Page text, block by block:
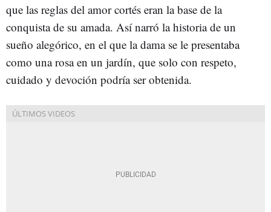
que las reglas del amor cortés eran la base de la
conquista de su amada. Así narró la historia de un
sueño alegórico, en el que la dama se le presentaba
como una rosa en un jardín, que solo con respeto,
cuidado y devoción podría ser obtenida.